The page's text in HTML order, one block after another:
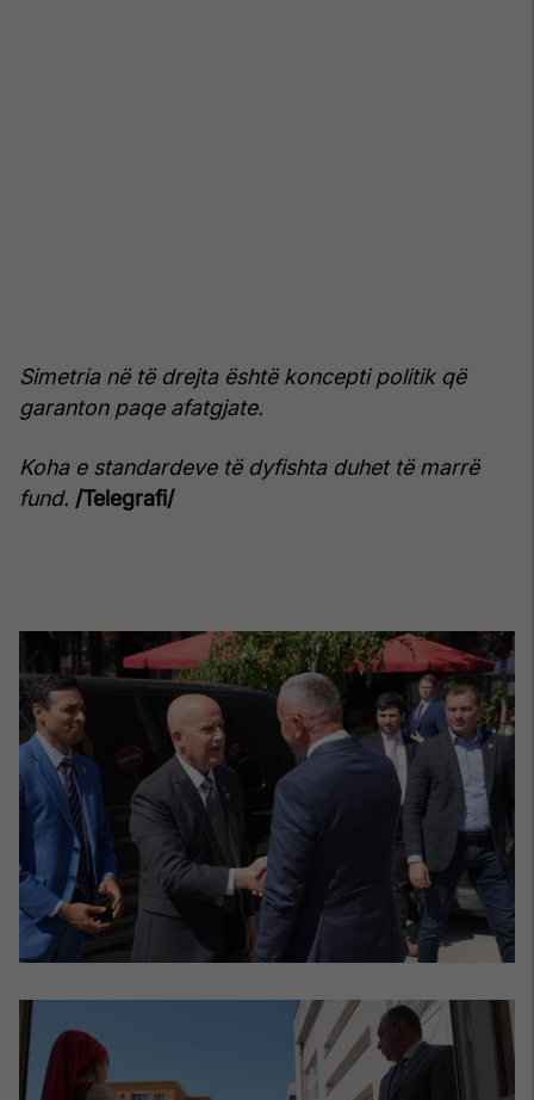
Simetria në të drejta është koncepti politik që
garanton paqe afatgjate.
Koha e standardeve të dyfishta duhet të marrë
fund. /Telegrafi/